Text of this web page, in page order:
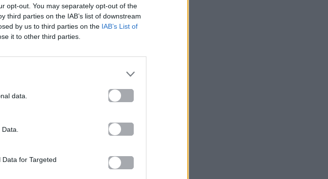
opt-out. You may separately opt-out of the
third parties on the IAB’s list of downstream
by us to third parties on the IAB’s List of
it to other third parties.
data.
for Targeted